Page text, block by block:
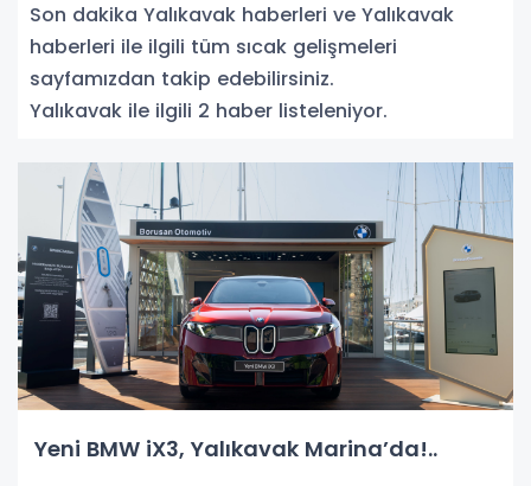
Son dakika Yalıkavak haberleri ve Yalıkavak
haberleri ile ilgili tüm sıcak gelişmeleri
sayfamızdan takip edebilirsiniz.
Yalıkavak ile ilgili 2 haber listeleniyor.
Yeni BMW iX3, Yalıkavak Marina’da!..